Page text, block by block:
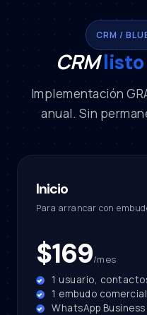
CRM /
CRM
Implementación
anual. Sin
Inicio
Para arrancar con
$169/mes
1 usuario,
1 embudo comercial
WhatsApp Business